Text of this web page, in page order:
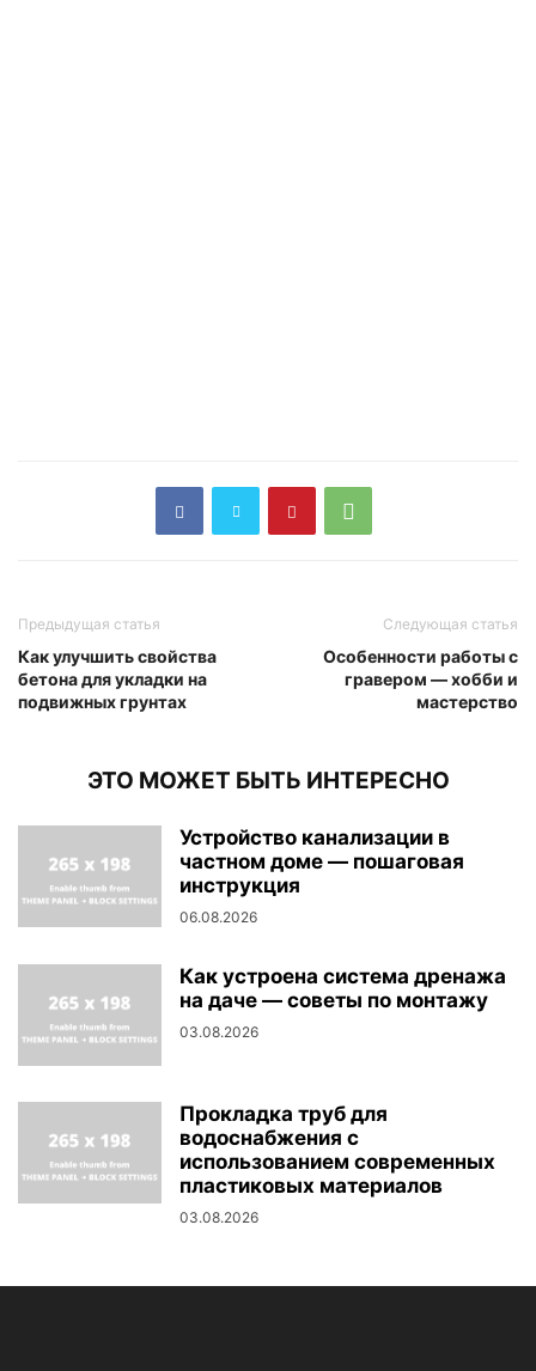
Предыдущая статья
Как улучшить свойства
бетона для укладки на
подвижных грунтах
Следующая статья
Особенности работы с
гравером — хобби и
мастерство
ЭТО МОЖЕТ БЫТЬ ИНТЕРЕСНО
Устройство канализации в
частном доме — пошаговая
инструкция
06.08.2026
Как устроена система дренажа
на даче — советы по монтажу
03.08.2026
Прокладка труб для
водоснабжения с
использованием современных
пластиковых материалов
03.08.2026